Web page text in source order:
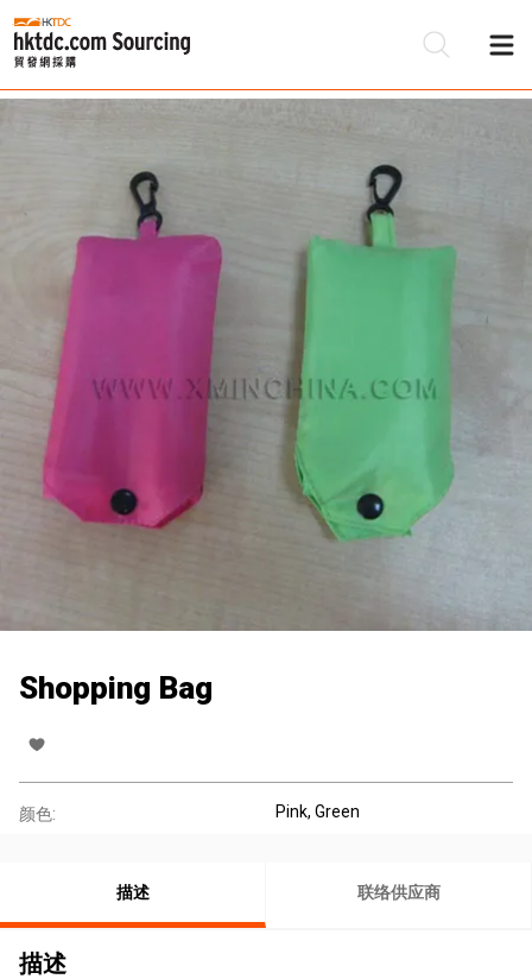
Shopping Bag
颜色: Pink, Green
描述 联络供应商
描述